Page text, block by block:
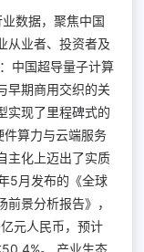
数据，聚焦中国
从业者、投资者及
中国超导量子计算
早期商用交织的关
实现了里程碑式的
算力与云端服务
主化上迈出了实质
5月发布的《全球
景分析报告》，
元人民币，预计
。 产业生态